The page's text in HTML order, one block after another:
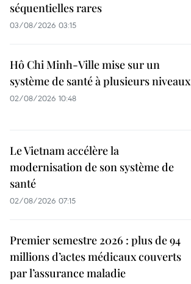
séquentielles rares
03/08/2026 03:15
Hô Chi Minh-Ville mise sur un
système de santé à plusieurs niveaux
02/08/2026 10:48
Le Vietnam accélère la
modernisation de son système de
santé
02/08/2026 07:15
Premier semestre 2026 : plus de 94
millions d’actes médicaux couverts
par l’assurance maladie